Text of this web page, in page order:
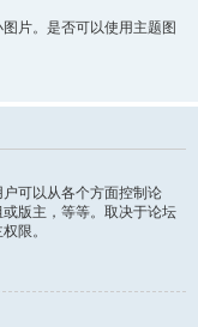
片。是否可以使用主题图
可以从各个方面控制论
版主，等等。取决于论坛
限。